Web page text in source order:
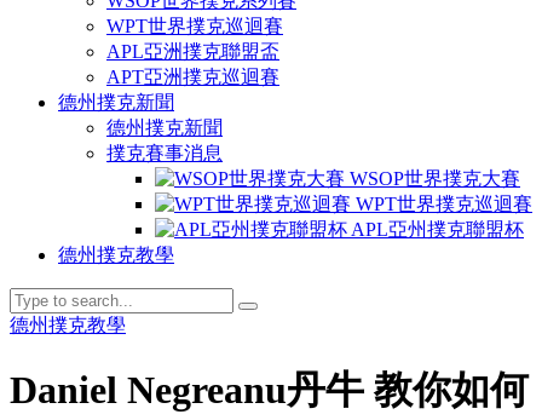
WPT世界撲克巡迴賽
APL亞洲撲克聯盟盃
APT亞洲撲克巡迴賽
德州撲克新聞
德州撲克新聞
撲克賽事消息
WSOP世界撲克大賽
WPT世界撲克巡迴賽
APL亞州撲克聯盟杯
德州撲克教學
德州撲克教學
Daniel Negreanu丹牛 教你如何